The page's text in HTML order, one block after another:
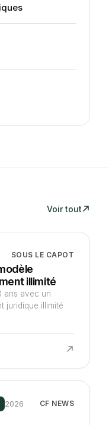
Voir tout
SOUS LE CAPOT
illimité
ans avec un
juridique illimité
2026 CF NEWS